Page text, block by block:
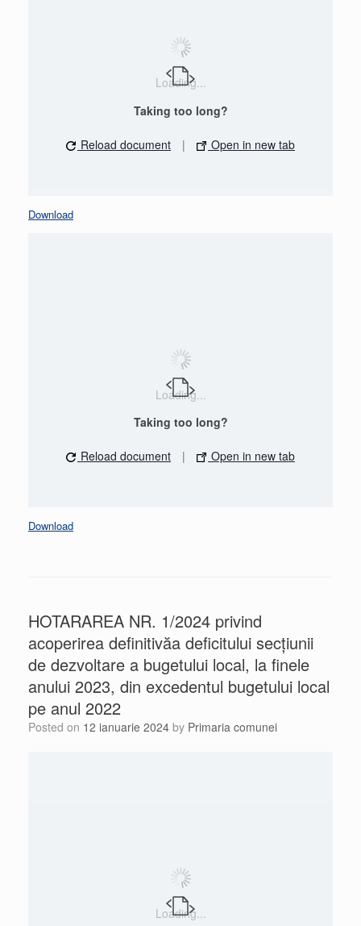
Loading...
Taking too long?
Reload document | Open in new tab
Download
Loading...
Taking too long?
Reload document | Open in new tab
Download
HOTARAREA NR. 1/2024 privind
acoperirea definitivăa deficitului secțiunii
de dezvoltare a bugetului local, la finele
anului 2023, din excedentul bugetului local
pe anul 2022
Posted on 12 ianuarie 2024 by Primaria comunei
Loading...